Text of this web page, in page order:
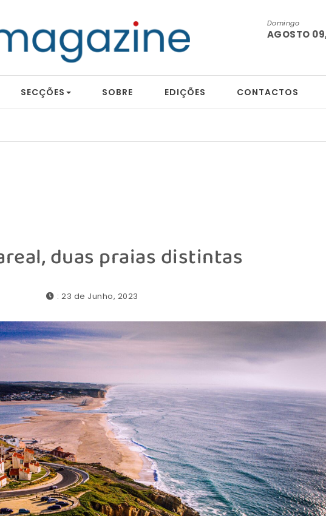
Domingo
AGOSTO
SECÇÕES SOBRE EDIÇÕES CONTACTOS
duas praias distintas
: 23 de Junho, 2023